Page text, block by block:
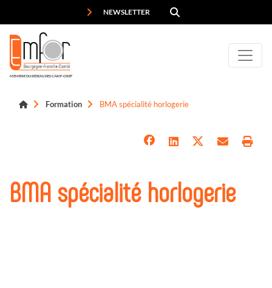
NEWSLETTER
MEMBRE DU RÉSEAU DES CARIF-OREF
Formation BMA spécialité horlogerie
BMA spécialité horlogerie
Panneau de gestion des cookies